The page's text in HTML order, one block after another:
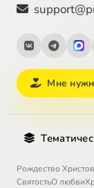
Мне
Рождество
СвятостьО любви